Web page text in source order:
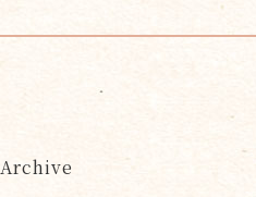
Archive